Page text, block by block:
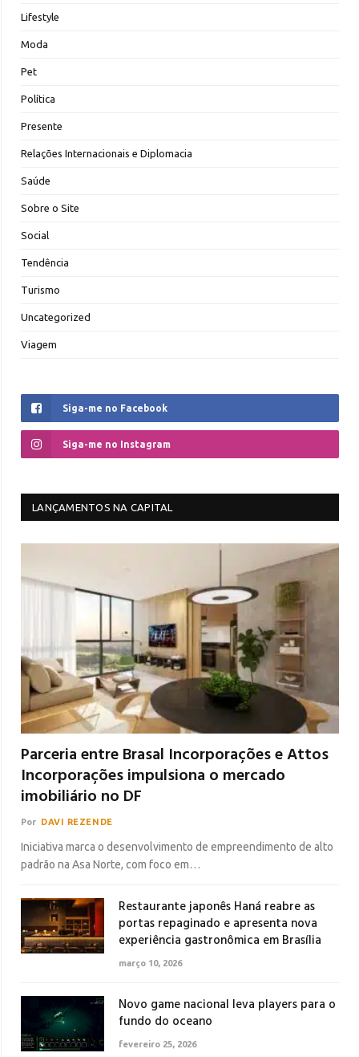
Lifestyle
Moda
Pet
Política
Presente
Relações Internacionais e Diplomacia
Saúde
Sobre o Site
Social
Tendência
Turismo
Uncategorized
Viagem
Siga-me no Facebook
Siga-me no Instagram
LANÇAMENTOS NA CAPITAL
Parceria entre Brasal Incorporações e Attos
Incorporações impulsiona o mercado
imobiliário no DF
Por DAVI REZENDE
Iniciativa marca o desenvolvimento de empreendimento de alto
padrão na Asa Norte, com foco em…
Restaurante japonês Haná reabre as
portas repaginado e apresenta nova
experiência gastronômica em Brasília
março 10, 2026
Novo game nacional leva players para o
fundo do oceano
fevereiro 25, 2026